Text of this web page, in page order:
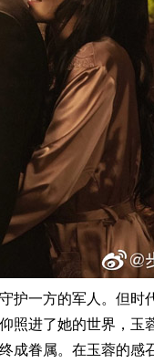
护一方的军人。但时
照进了她的世界，玉
成眷属。在玉蓉的感